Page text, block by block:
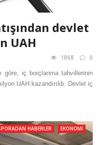
devlet
UAH
1868 0
göre, iç borçlanma tahvillerinin
UAH kazandırıldı. Devlet iç
HABERLER
EKONOMI